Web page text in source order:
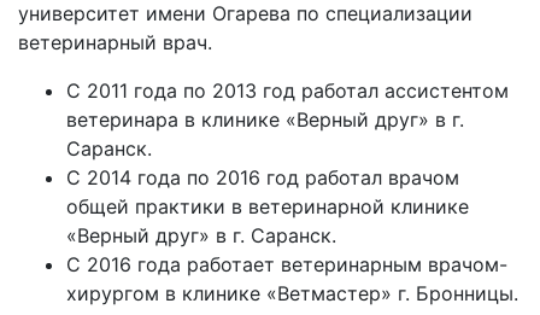
университет имени Огарева по специализации
ветеринарный врач.
С 2011 года по 2013 год работал ассистентом
ветеринара в клинике «Верный друг» в г.
Саранск.
С 2014 года по 2016 год работал врачом
общей практики в ветеринарной клинике
«Верный друг» в г. Саранск.
С 2016 года работает ветеринарным врачом-
хирургом в клинике «Ветмастер» г. Бронницы.